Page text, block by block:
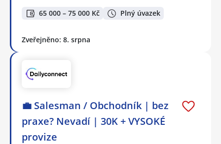
65 000 – 75 000 Kč Plný úvazek
Zveřejněno: 8. srpna
💼 Salesman / Obchodník | bez
praxe? Nevadí | 30K + VYSOKÉ
provize